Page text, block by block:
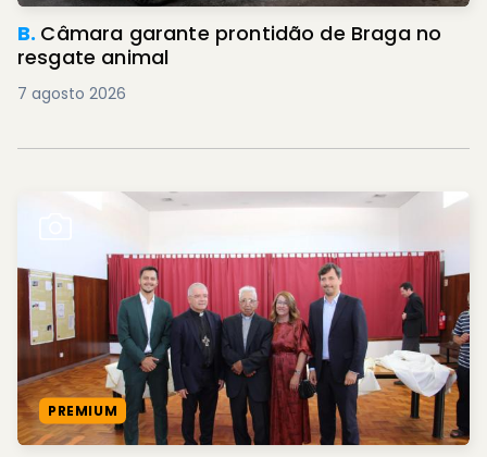
B. Câmara garante prontidão de Braga no
resgate animal
7 agosto 2026
PREMIUM